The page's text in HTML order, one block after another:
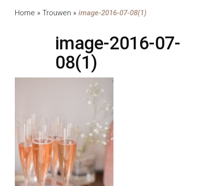
Home » Trouwen » image-2016-07-08(1)
image-2016-07-
08(1)